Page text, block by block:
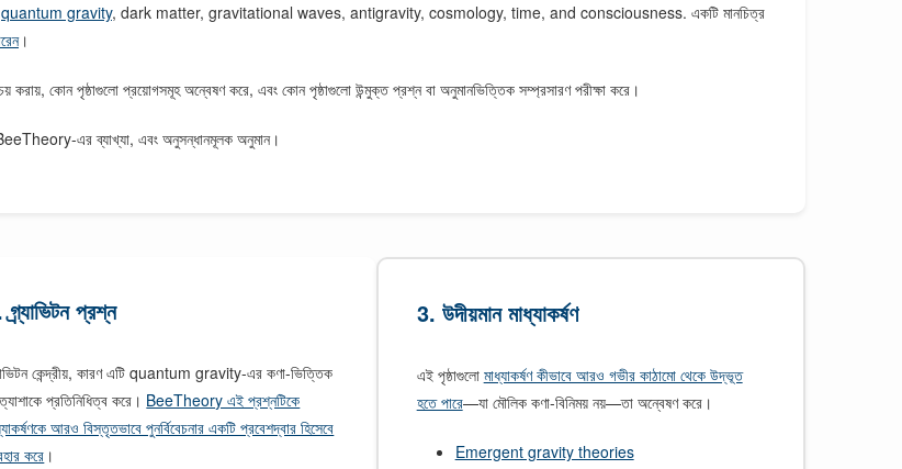
quantum gravity, dark matter, gravitational waves, antigravity, cosmology, time, and consciousness. একটি মানচিত্র
।
করায়, কোন পৃষ্ঠাগুলো প্রয়োগসমূহ অন্বেষণ করে, এবং কোন পৃষ্ঠাগুলো উন্মুক্ত প্রশ্ন বা অনুমানভিত্তিক সম্প্রসারণ পরীক্ষা করে।
BeeTheory-এর ব্যাখ্যা, এবং অনুসন্ধানমূলক অনুমান।
প্রশ্ন
কেন্দ্রীয়, কারণ এটি quantum gravity-এর কণা-ভিত্তিক
প্রতিনিধিত্ব করে। BeeTheory এই প্রশ্নটিকে
আরও বিস্তৃতভাবে পুনর্বিবেচনার একটি প্রবেশদ্বার হিসেবে
করে ।
3. উদীয়মান মাধ্যাকর্ষণ
এই পৃষ্ঠাগুলো মাধ্যাকর্ষণ কীভাবে আরও গভীর কাঠামো থেকে উদ্ভূত
হতে পারে—যা মৌলিক কণা-বিনিময় নয়—তা অন্বেষণ করে।
Emergent gravity theories